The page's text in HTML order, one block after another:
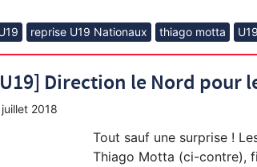
reprise U19 Nationaux thiago motta
Direction le Nord pour
2018
Tout sauf une surprise !
Thiago Motta (ci-contre),